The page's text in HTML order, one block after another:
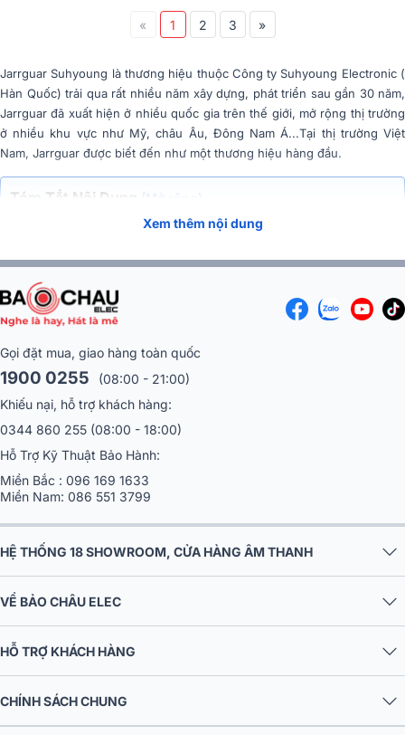
« 1 2 3 »
Jarrguar Suhyoung là thương hiệu thuộc Công ty Suhyoung Electronic (
Hàn Quốc) trải qua rất nhiều năm xây dựng, phát triển sau gần 30 năm,
Jarrguar đã xuất hiện ở nhiều quốc gia trên thế giới, mở rộng thị trường
ở nhiều khu vực như Mỹ, châu Âu, Đông Nam Á...Tại thị trường Việt
Nam, Jarrguar được biết đến như một thương hiệu hàng đầu.
Tóm Tắt Nội Dung (Mở rộng)
Quốc, đem đến trải nghiệm âm thanh mới mẻ và thú vị cho người chơi
nhất đáp ứng mọi tiêu chuẩn khắt khe nhất về âm thanh. Đây là sự lựa
chọn của rất nhiều hệ thống âm thanh từ
dàn karaoke gia đình, karaoke
1. Nguồn gốc xuất xứ & lịch sử hình thành
Xem thêm nội dung
Gọi đặt mua, giao hàng toàn quốc
1900 0255
(08:00 - 21:00)
Khiếu nại, hỗ trợ khách hàng:
0344 860 255 (08:00 - 18:00)
Hỗ Trợ Kỹ Thuật Bảo Hành:
Miền Bắc : 096 169 1633
Miền Nam: 086 551 3799
HỆ THỐNG 18 SHOWROOM, CỬA HÀNG ÂM THANH
VỀ BẢO CHÂU ELEC
HỖ TRỢ KHÁCH HÀNG
CHÍNH SÁCH CHUNG